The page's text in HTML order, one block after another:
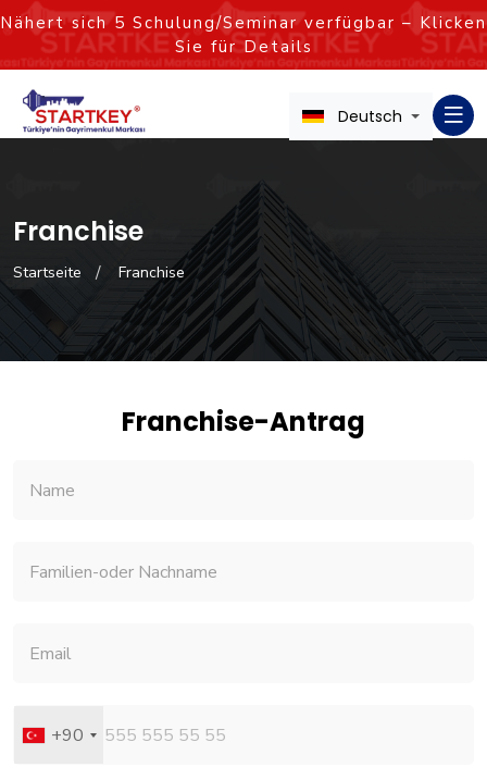
Nähert sich5 Schulung/Seminar verfügbar – Klicken
Sie für Details
Deutsch
Franchise
Startseite Franchise
Franchise-Antrag
+90